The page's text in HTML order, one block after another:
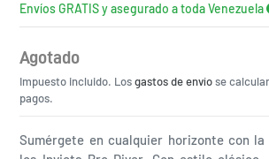
Envíos GRATIS y asegurado a toda Venezuela
Precio
habitual
Agotado
Impuesto incluido. Losgastos de envíose
pagos.
Sumérgete en cualquier horizonte con